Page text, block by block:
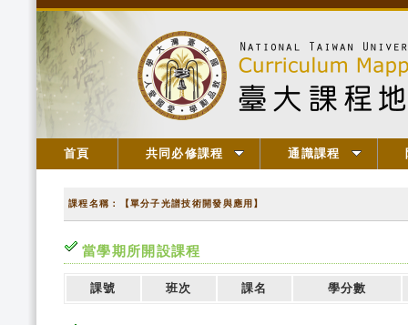
首頁 共同必修課程 通識課程
課程名稱：【單分子光譜技術開發與應用】
當學期所開設課程
課號 班次 課名 學分數